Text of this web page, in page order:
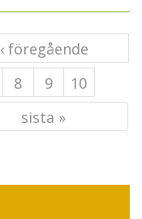
‹ föregående
8 9
10
sista »